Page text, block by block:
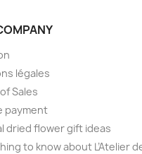
légales
Sales
payment
dried flower gift ideas
to know about L’Atelier